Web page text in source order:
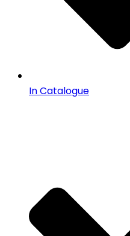
In Catalogue